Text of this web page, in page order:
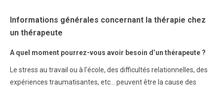
Informations générales concernant la thérapie chez
un thérapeute
A quel moment pourrez-vous avoir besoin d’un thérapeute ?
Le stress au travail ou à l’école, des difficultés relationnelles, des
expériences traumatisantes, etc… peuvent être la cause des